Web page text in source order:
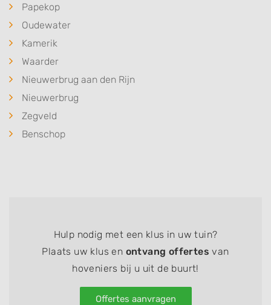
Papekop
Oudewater
Kamerik
Waarder
Nieuwerbrug aan den Rijn
Nieuwerbrug
Zegveld
Benschop
Hulp nodig met een klus in uw tuin?
Plaats uw klus en ontvang offertes van
hoveniers bij u uit de buurt!
Offertes aanvragen